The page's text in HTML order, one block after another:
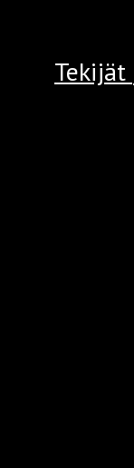
Tekijät